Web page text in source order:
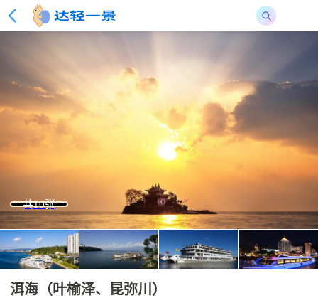
共10张
洱海（叶榆泽、昆弥川）